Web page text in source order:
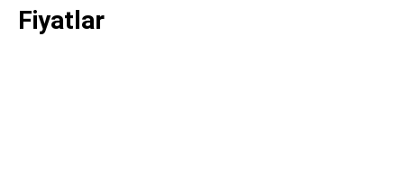
Fiyatlar